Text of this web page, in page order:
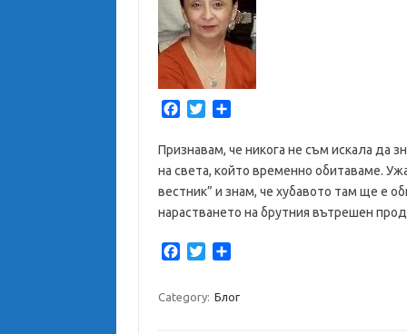
c
o
o
i
t
e
r
a
r
Признавам, че никога не съм искала да
на света, който временно обитаваме.
вестник” и знам, че хубавото там ще е
нарастването на брутния вътрешен
e
t
r
Category: Блог